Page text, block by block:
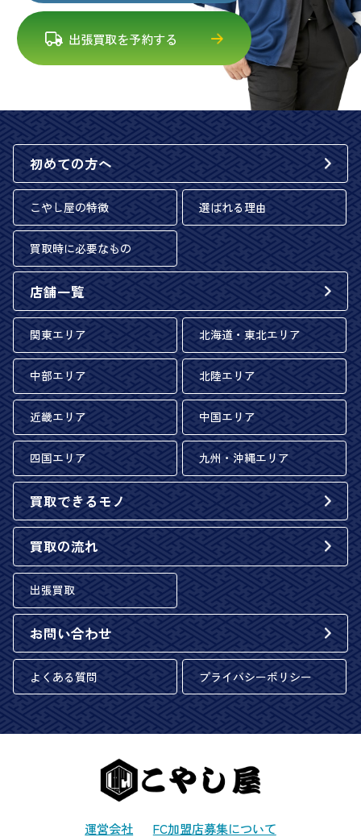
出張買取を予約する
初めての方へ
こやし屋の特徴 選ばれる理由
買取時に必要なもの
店舗一覧
関東エリア 北海道・東北エリア
中部エリア 北陸エリア
近畿エリア 中国エリア
四国エリア 九州・沖縄エリア
買取できるモノ
買取の流れ
出張買取
お問い合わせ
よくある質問 プライバシーポリシー
運営会社 FC加盟店募集について